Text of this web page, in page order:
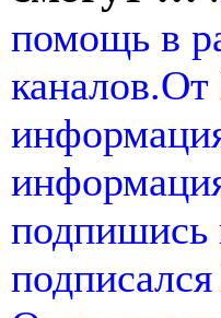
помощь в
каналов.От